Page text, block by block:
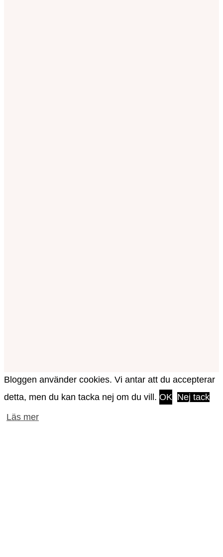
Bloggen använder cookies. Vi antar att du accepterar
detta, men du kan tacka nej om du vill. OK Nej tack
Läs mer